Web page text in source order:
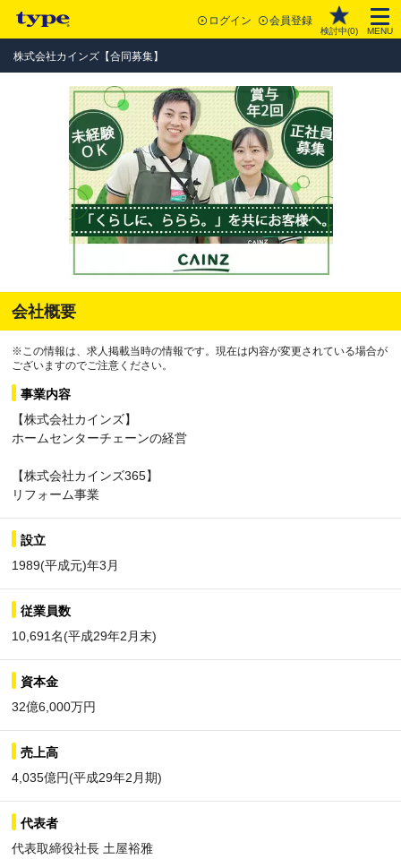
ログイン 会員登録
検討中(0) MENU
株式会社カインズ【合同募集】
会社概要
※この情報は、求人掲載当時の情報です。現在は内容が変更されている場合が
ございますのでご注意ください。
事業内容
【株式会社カインズ】
ホームセンターチェーンの経営
【株式会社カインズ365】
リフォーム事業
設立
1989(平成元)年3月
従業員数
10,691名(平成29年2月末)
資本金
32億6,000万円
売上高
4,035億円(平成29年2月期)
代表者
代表取締役社長 土屋裕雅